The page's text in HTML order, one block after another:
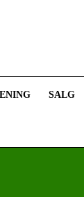
SALG